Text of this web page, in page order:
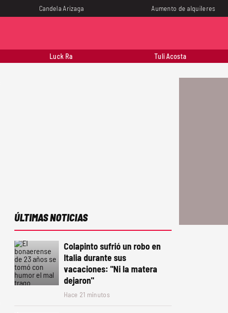
Candela Arizaga Aumento de alquileres
Luck Ra Tuli Acosta
ÚLTIMAS NOTICIAS
Colapinto sufrió un robo en
Italia durante sus
vacaciones: "Ni la matera
dejaron"
Hace 21 minutos